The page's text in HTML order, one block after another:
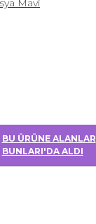
Mavi
BU ÜRÜNE ALANLAR
BUNLARI'DA ALDI